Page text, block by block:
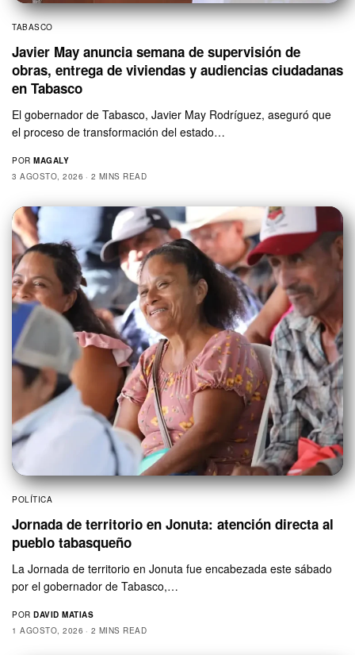
TABASCO
Javier May anuncia semana de supervisión de
obras, entrega de viviendas y audiencias ciudadanas
en Tabasco
El gobernador de Tabasco, Javier May Rodríguez, aseguró que
el proceso de transformación del estado…
POR MAGALY
3 AGOSTO, 2026
2 MINS READ
POLÍTICA
Jornada de territorio en Jonuta: atención directa al
pueblo tabasqueño
La Jornada de territorio en Jonuta fue encabezada este sábado
por el gobernador de Tabasco,…
POR DAVID MATIAS
1 AGOSTO, 2026
2 MINS READ